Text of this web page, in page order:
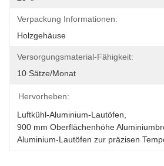
Verpackung Informationen:
Holzgehäuse
Versorgungsmaterial-Fähigkeit:
10 Sätze/Monat
Hervorheben:
Luftkühl-Aluminium-Lautöfen
900 mm Oberflächenhöhe
Aluminium-Lautöfen zur präzisen